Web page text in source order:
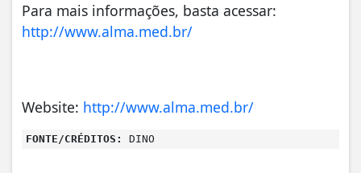
Para mais informações, basta acessar:
http://www.alma.med.br/
Website: http://www.alma.med.br/
FONTE/CRÉDITOS: DINO